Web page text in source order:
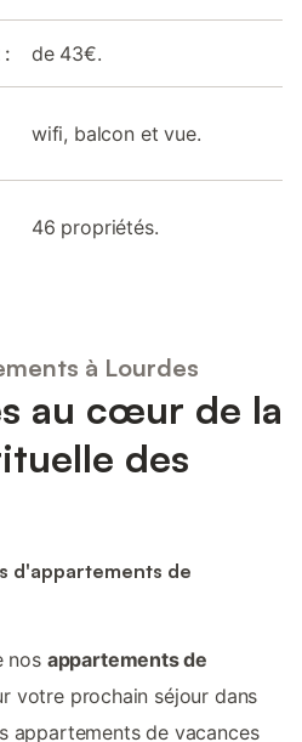
: de 43€.
wifi, balcon et vue.
46 propriétés.
à Lourdes
au cœur de la
des
d'appartements de
nos appartements de
votre prochain séjour dans
appartements de vacances